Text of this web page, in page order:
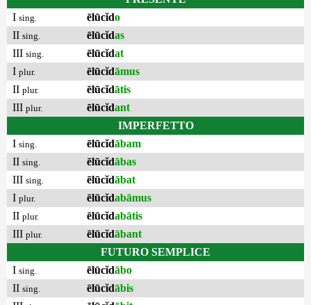
I sing. ēlūcĭdo
II sing. ēlūcĭdas
III sing. ēlūcĭdat
I plur. ēlūcĭdāmus
II plur. ēlūcĭdātis
III plur. ēlūcĭdant
IMPERFETTO
I sing. ēlūcĭdābam
II sing. ēlūcĭdābas
III sing. ēlūcĭdābat
I plur. ēlūcĭdabāmus
II plur. ēlūcĭdabātis
III plur. ēlūcĭdābant
FUTURO SEMPLICE
I sing. ēlūcĭdābo
II sing. ēlūcĭdābis